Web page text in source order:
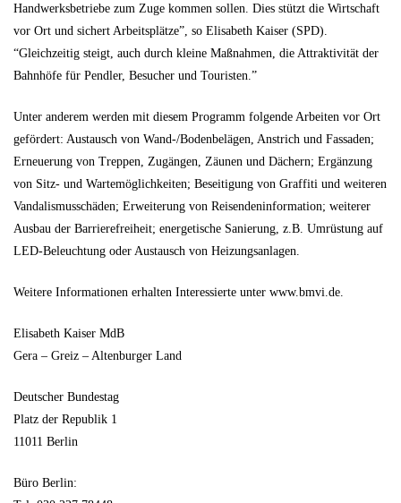
Handwerksbetriebe zum Zuge kommen sollen. Dies stützt die Wirtschaft
vor Ort und sichert Arbeitsplätze”, so Elisabeth Kaiser (SPD).
“Gleichzeitig steigt, auch durch kleine Maßnahmen, die Attraktivität der
Bahnhöfe für Pendler, Besucher und Touristen.”
Unter anderem werden mit diesem Programm folgende Arbeiten vor Ort
gefördert: Austausch von Wand-/Bodenbelägen, Anstrich und Fassaden;
Erneuerung von Treppen, Zugängen, Zäunen und Dächern; Ergänzung
von Sitz- und Wartemöglichkeiten; Beseitigung von Graffiti und weiteren
Vandalismusschäden; Erweiterung von Reisendeninformation; weiterer
Ausbau der Barrierefreiheit; energetische Sanierung, z.B. Umrüstung auf
LED-Beleuchtung oder Austausch von Heizungsanlagen.
Weitere Informationen erhalten Interessierte unter www.bmvi.de.
Elisabeth Kaiser MdB
Gera – Greiz – Altenburger Land
Deutscher Bundestag
Platz der Republik 1
11011 Berlin
Büro Berlin: